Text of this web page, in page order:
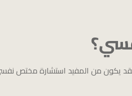
فقد يكون من المفيد استشارة